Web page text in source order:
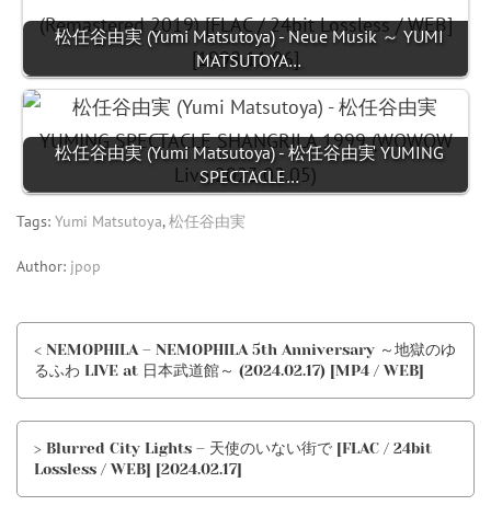
松任谷由実 (Yumi Matsutoya) - Neue Musik ～ YUMI
MATSUTOYA…
松任谷由実 (Yumi Matsutoya) - 松任谷由実 YUMING
SPECTACLE…
Tags: Yumi Matsutoya,松任谷由実
Author: jpop
< NEMOPHILA – NEMOPHILA 5th Anniversary ～地獄のゆ
るふわ LIVE at 日本武道館～ (2024.02.17) [MP4 / WEB]
> Blurred City Lights – 天使のいない街で [FLAC / 24bit
Lossless / WEB] [2024.02.17]